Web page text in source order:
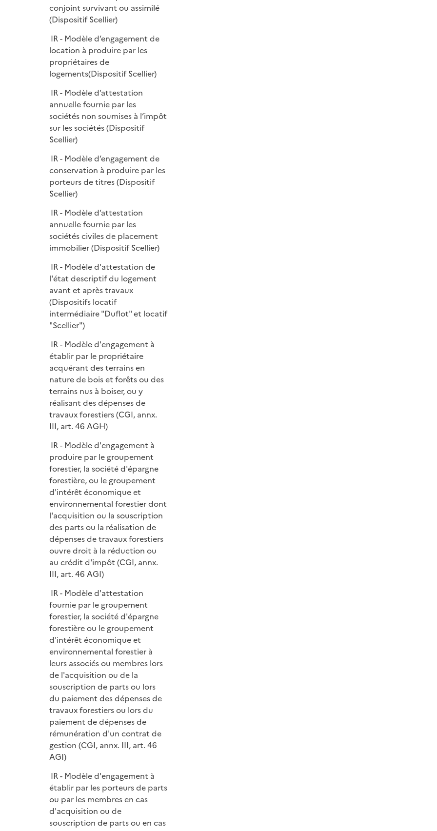
conjoint survivant ou assimilé
(Dispositif Scellier)
IR - Modèle d’engagement de
location à produire par les
propriétaires de
logements(Dispositif Scellier)
IR - Modèle d’attestation
annuelle fournie par les
sociétés non soumises à l’impôt
sur les sociétés (Dispositif
Scellier)
IR - Modèle d’engagement de
conservation à produire par les
porteurs de titres (Dispositif
Scellier)
IR - Modèle d’attestation
annuelle fournie par les
sociétés civiles de placement
immobilier (Dispositif Scellier)
IR - Modèle d'attestation de
l'état descriptif du logement
avant et après travaux
(Dispositifs locatif
intermédiaire "Duflot" et locatif
"Scellier")
IR - Modèle d'engagement à
établir par le propriétaire
acquérant des terrains en
nature de bois et forêts ou des
terrains nus à boiser, ou y
réalisant des dépenses de
travaux forestiers (CGI, annx.
III, art. 46 AGH)
IR - Modèle d'engagement à
produire par le groupement
forestier, la société d'épargne
forestière, ou le groupement
d'intérêt économique et
environnemental forestier dont
l'acquisition ou la souscription
des parts ou la réalisation de
dépenses de travaux forestiers
ouvre droit à la réduction ou
au crédit d'impôt (CGI, annx.
III, art. 46 AGI)
IR - Modèle d'attestation
fournie par le groupement
forestier, la société d'épargne
forestière ou le groupement
d'intérêt économique et
environnemental forestier à
leurs associés ou membres lors
de l'acquisition ou de la
souscription de parts ou lors
du paiement des dépenses de
travaux forestiers ou lors du
paiement de dépenses de
rémunération d'un contrat de
gestion (CGI, annx. III, art. 46
AGI)
IR - Modèle d'engagement à
établir par les porteurs de parts
ou par les membres en cas
d'acquisition ou de
souscription de parts ou en cas